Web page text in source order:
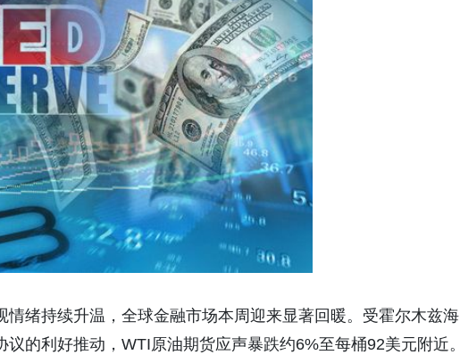
情绪持续升温，全球金融市场本周迎来显著回暖。受霍尔木兹海
的利好推动， WTI原油期货应声暴跌约6%至每桶92美元附近。